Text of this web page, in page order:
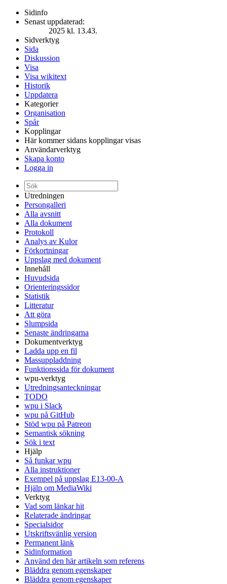
Sidinfo
Senast uppdaterad:
2025 kl. 13.43.
Sidverktyg
Sida
Diskussion
Visa
Visa wikitext
Historik
Uppdatera
Kategorier
Organisation
Spår
Kopplingar
Här kommer sidans kopplingar visas
Användarverktyg
Skapa konto
Logga in
Utredningen
Persongalleri
Alla avsnitt
Alla dokument
Protokoll
Analys av Kulor
Förkortningar
Uppslag med dokument
Innehåll
Huvudsida
Orienteringssidor
Statistik
Litteratur
Att göra
Slumpsida
Senaste ändringarna
Dokumentverktyg
Ladda upp en fil
Massuppladdning
Funktionssida för dokument
wpu-verktyg
Utredningsanteckningar
TODO
wpu i Slack
wpu på GitHub
Stöd wpu på Patreon
Semantisk sökning
Sök i text
Hjälp
Så funkar wpu
Alla instruktioner
Exempel på uppslag E13-00-A
Hjälp om MediaWiki
Verktyg
Vad som länkar hit
Relaterade ändringar
Specialsidor
Utskriftsvänlig version
Permanent länk
Sidinformation
Använd den här artikeln som referens
Bläddra genom egenskaper
Bläddra genom egenskaper